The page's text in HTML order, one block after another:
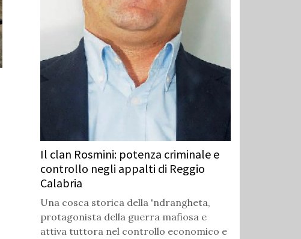
Il clan Rosmini: potenza criminale e
controllo negli appalti di Reggio
Calabria
Una cosca storica della 'ndrangheta,
protagonista della guerra mafiosa e
attiva tuttora nel controllo economico e